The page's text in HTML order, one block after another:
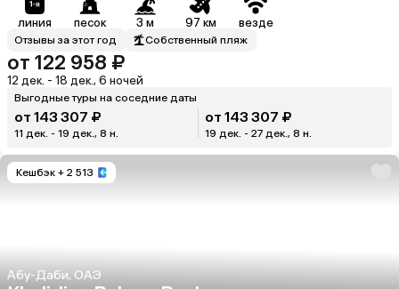
линия песок 3 м 97 км везде
Отзывы за этот год Собственный пляж
от 122 958 ₽
12 дек. - 18 дек., 6 ночей
Выгодные туры на соседние даты
от 143 307 ₽
11 дек. - 19 дек., 8 н.
от 143 307 ₽
19 дек. - 27 дек., 8 н.
Кешбэк + 2 513
Абу-Даби, ОАЭ